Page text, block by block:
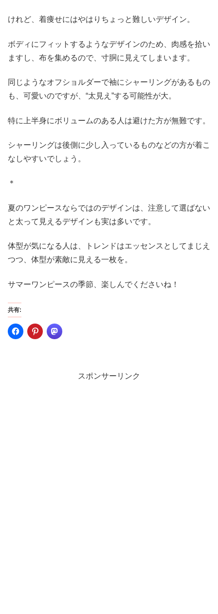
けれど、着痩せにはやはりちょっと難しいデザイン。
ボディにフィットするようなデザインのため、肉感を拾い
ますし、布を集めるので、寸胴に見えてしまいます。
同じようなオフショルダーで袖にシャーリングがあるもの
も、可愛いのですが、“太見え”する可能性が大。
特に上半身にボリュームのある人は避けた方が無難です。
シャーリングは後側に少し入っているものなどの方が着こ
なしやすいでしょう。
＊
夏のワンピースならではのデザインは、注意して選ばない
と太って見えるデザインも実は多いです。
体型が気になる人は、トレンドはエッセンスとしてまじえ
つつ、体型が素敵に見える一枚を。
サマーワンピースの季節、楽しんでくださいね！
共有:
スポンサーリンク